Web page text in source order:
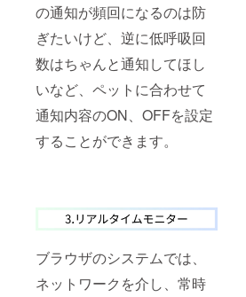
の通知が頻回になるのは防
ぎたいけど、逆に低呼吸回
数はちゃんと通知してほし
いなど、ペットに合わせて
通知内容のON、OFFを設定
することができます。
ブラウザのシステムでは、
ネットワークを介し、常時